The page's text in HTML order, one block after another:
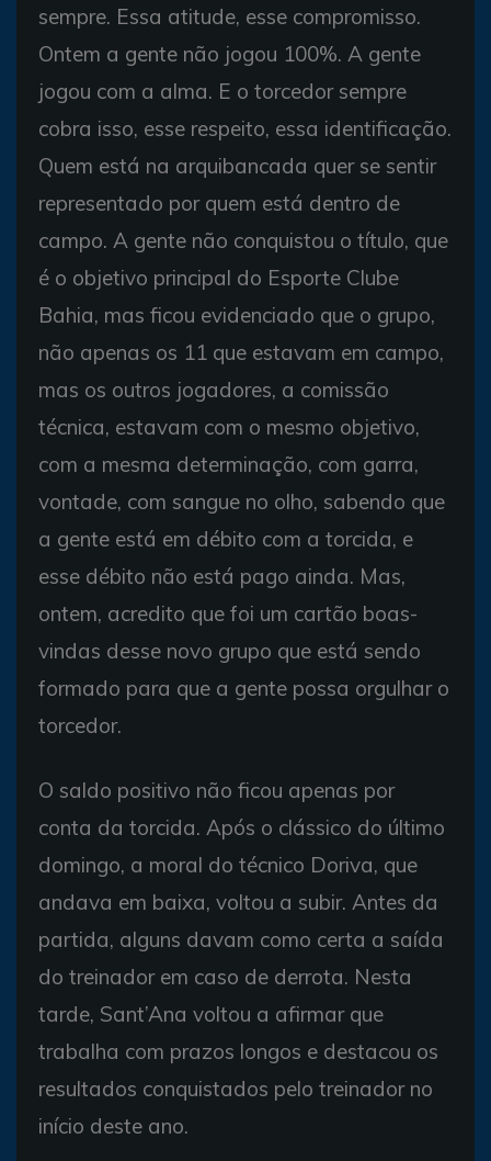
sempre. Essa atitude, esse compromisso.
Ontem a gente não jogou 100%. A gente
jogou com a alma. E o torcedor sempre
cobra isso, esse respeito, essa identificação.
Quem está na arquibancada quer se sentir
representado por quem está dentro de
campo. A gente não conquistou o título, que
é o objetivo principal do Esporte Clube
Bahia, mas ficou evidenciado que o grupo,
não apenas os 11 que estavam em campo,
mas os outros jogadores, a comissão
técnica, estavam com o mesmo objetivo,
com a mesma determinação, com garra,
vontade, com sangue no olho, sabendo que
a gente está em débito com a torcida, e
esse débito não está pago ainda. Mas,
ontem, acredito que foi um cartão boas-
vindas desse novo grupo que está sendo
formado para que a gente possa orgulhar o
torcedor.
O saldo positivo não ficou apenas por
conta da torcida. Após o clássico do último
domingo, a moral do técnico Doriva, que
andava em baixa, voltou a subir. Antes da
partida, alguns davam como certa a saída
do treinador em caso de derrota. Nesta
tarde, Sant’Ana voltou a afirmar que
trabalha com prazos longos e destacou os
resultados conquistados pelo treinador no
início deste ano.